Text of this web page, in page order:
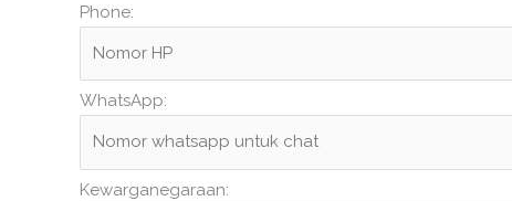
Phone:
WhatsApp:
Kewarganegaraan: